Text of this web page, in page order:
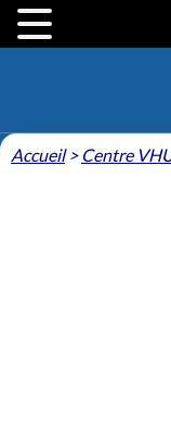
Accueil> Centre